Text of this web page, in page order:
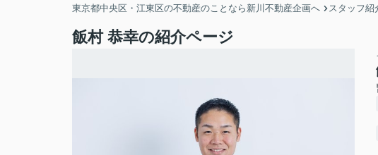
東京都中央区・江東区の不動産のことなら新川不動産企画へ スタッフ紹
飯村 恭幸の紹介ページ